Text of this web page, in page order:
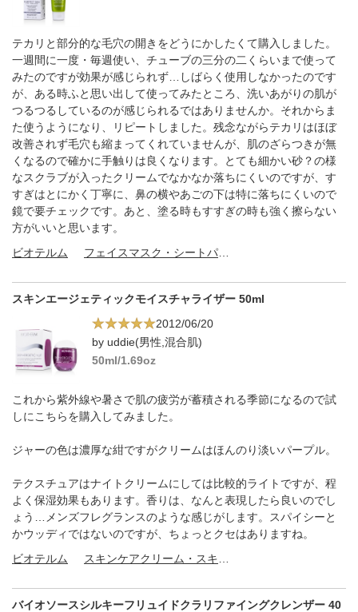
テカリと部分的な毛穴の開きをどうにかしたくて購入しました。
一週間に一度・毎週使い、チューブの三分の二くらいまで使って
みたのですが効果が感じられず…しばらく使用しなかったのです
が、ある時ふと思い出して使ってみたところ、洗いあがりの肌が
つるつるしているのが感じられるではありませんか。それからま
た使うようになり、リピートしました。残念ながらテカリはほぼ
改善されず毛穴も縮まってくれていませんが、肌のざらつきが無
くなるので確かに手触りは良くなります。とても細かい砂？の様
なスクラブが入ったクリームでなかなか落ちにくいのですが、す
すぎはとにかく丁寧に、鼻の横やあごの下は特に落ちにくいので
鏡で要チェックです。あと、塗る時もすすぎの時も強く擦らない
方がいいと思います。
ビオテルム
スキンエージェティックモイスチャライザー 50ml
2012/06/20
by uddie(男性,混合肌)
50ml/1.69oz
これから紫外線や暑さで肌の疲労が蓄積される季節になるので試
しにこちらを購入してみました。
ジャーの色は濃厚な紺ですがクリームはほんのり淡いパープル。
テクスチュアはナイトクリームにしては比較的ライトですが、程
よく保湿効果もあります。香りは、なんと表現したら良いのでし
ょう…メンズフレグランスのような感じがします。スパイシーと
かウッディではないのですが、ちょっとクセはありますね。
ビオテルム
バイオソースシルキーフリュイドクラリファイングクレンザー 40